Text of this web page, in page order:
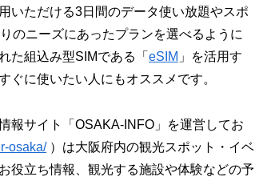
いただける3日間のデータ使い放題やスポ
のニーズにあったプランを選べるように
た組込み型SIMである「 eSIM 」を活用す
ぐに使いたい人にもオススメです。
報サイト「OSAKA-INFO」を運営してお
osaka/）は大阪府内の観光スポット・イベ
役立ち情報、観光する施設や体験などの予